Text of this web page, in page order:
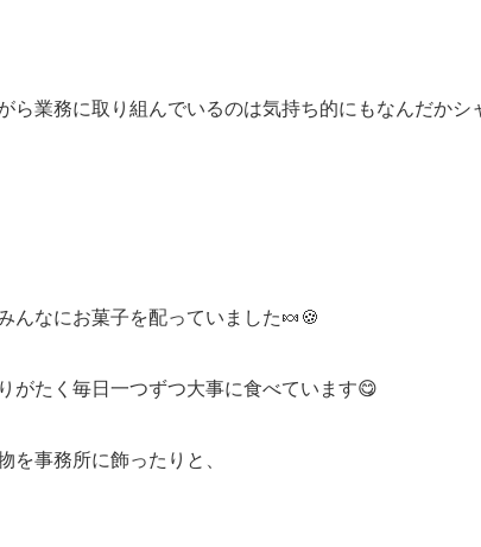
業務に取り組んでいるのは気持ち的にもなんだかシ
んなにお菓子を配っていました🍬🍪
がたく毎日一つずつ大事に食べています😋
を事務所に飾ったりと、